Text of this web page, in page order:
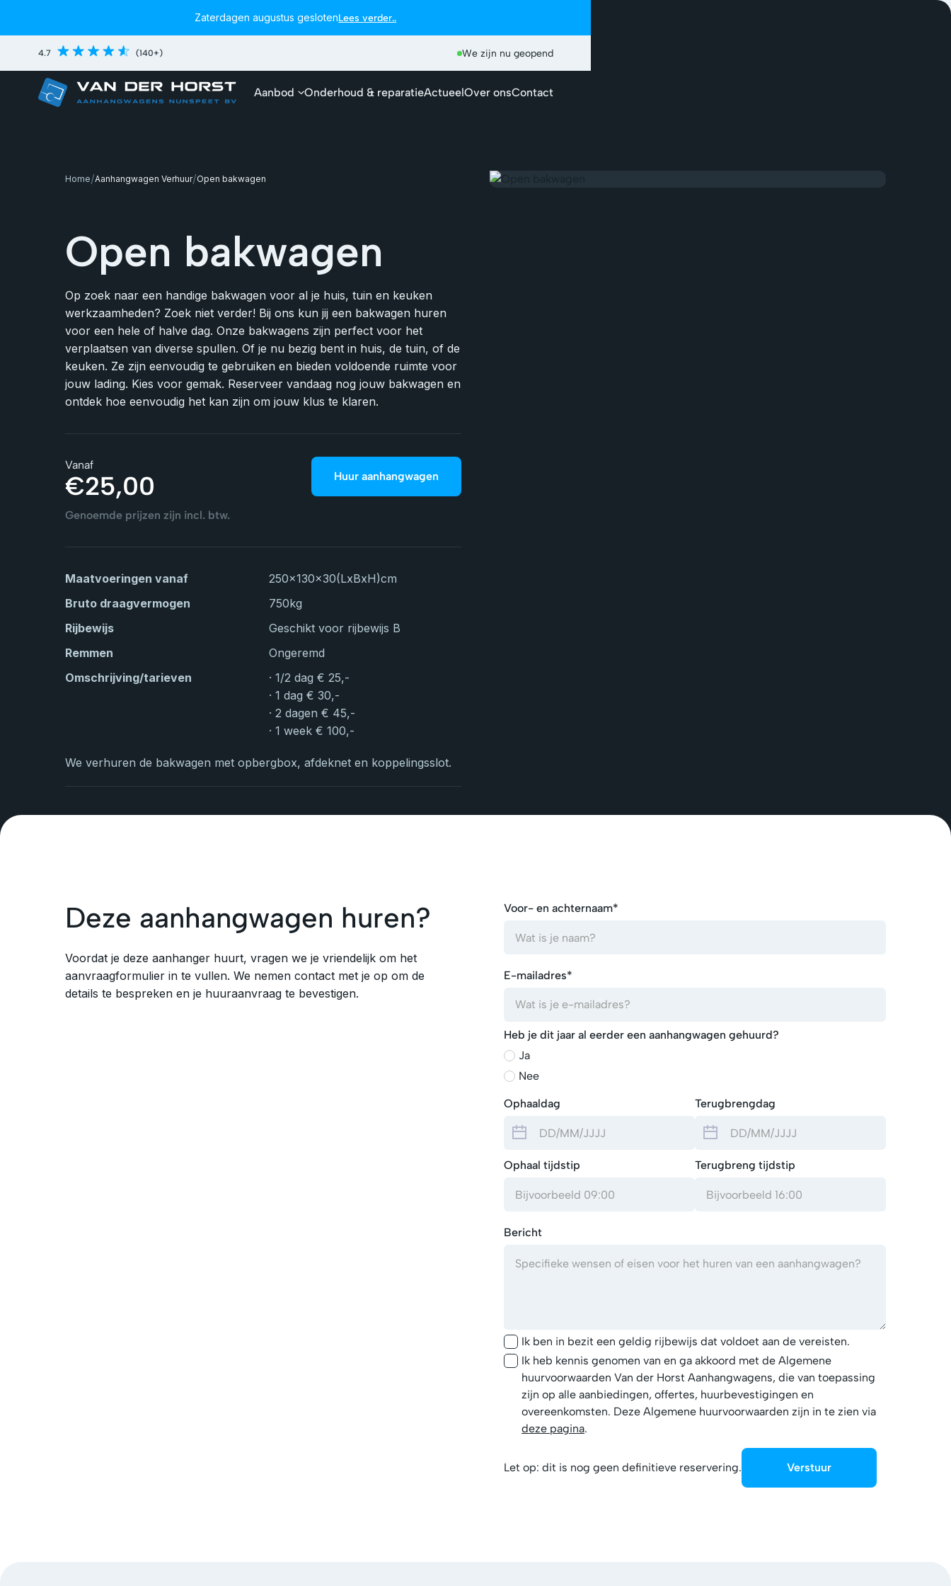
Zaterdagen augustus geslotenLees verder..
4.7 (140+) We zijn nu geopend
Aanbod Onderhoud & reparatieActueelOver onsContact
Home/Aanhangwagen Verhuur/Open bakwagen
Open bakwagen
Op zoek naar een handige bakwagen voor al je huis, tuin en keuken
werkzaamheden? Zoek niet verder! Bij ons kun jij een bakwagen huren
voor een hele of halve dag. Onze bakwagens zijn perfect voor het
verplaatsen van diverse spullen. Of je nu bezig bent in huis, de tuin, of de
keuken. Ze zijn eenvoudig te gebruiken en bieden voldoende ruimte voor
jouw lading. Kies voor gemak. Reserveer vandaag nog jouw bakwagen en
ontdek hoe eenvoudig het kan zijn om jouw klus te klaren.
Vanaf
€25,00
Genoemde prijzen zijn incl. btw.
Huur aanhangwagen
Maatvoeringen vanaf 250x130x30(LxBxH)cm
Bruto draagvermogen
750kg
Rijbewijs
Geschikt voor rijbewijs B
Remmen
Ongeremd
Omschrijving/tarieven
· 1/2 dag € 25,-
· 1 dag € 30,-
· 2 dagen € 45,-
· 1 week € 100,-
We verhuren de bakwagen met opbergbox, afdeknet en koppelingsslot.
Deze aanhangwagen huren?
Voordat je deze aanhanger huurt, vragen we je vriendelijk om het
aanvraagformulier in te vullen. We nemen contact met je op om de
details te bespreken en je huuraanvraag te bevestigen.
Voor- en achternaam*
E-mailadres*
Heb je dit jaar al eerder een aanhangwagen gehuurd?
Ja
Nee
Ophaaldag Terugbrengdag
Ophaal tijdstip Terugbreng tijdstip
Bericht
Ik ben in bezit een geldig rijbewijs dat voldoet aan de vereisten.
Ik heb kennis genomen van en ga akkoord met de Algemene
huurvoorwaarden Van der Horst Aanhangwagens, die van toepassing
zijn op alle aanbiedingen, offertes, huurbevestigingen en
overeenkomsten. Deze Algemene huurvoorwaarden zijn in te zien via
deze pagina.
Let op: dit is nog geen definitieve reservering.